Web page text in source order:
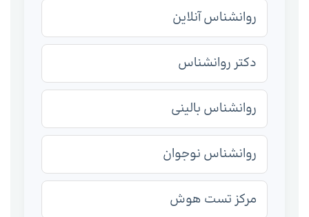
روانشناس آنلاین
دکتر روانشناس
روانشناس بالینی
روانشناس نوجوان
مرکز تست هوش